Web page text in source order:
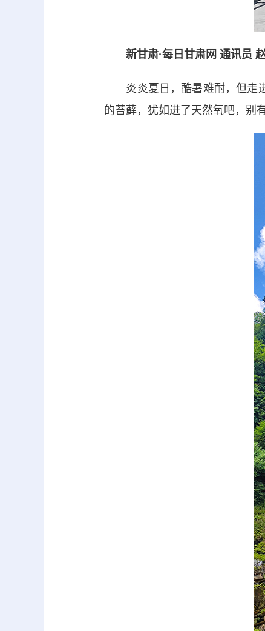
新甘肃·每日甘肃网 通讯员
炎炎夏日，酷暑难耐，但走进
的苔藓，犹如进了天然氧吧，别